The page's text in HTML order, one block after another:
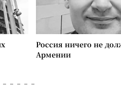
Россия ничего не
Армении